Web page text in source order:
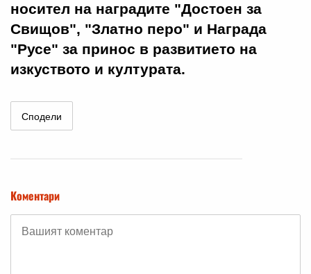
носител на наградите "Достоен за
Свищов", "Златно перо" и Награда
"Русе" за принос в развитието на
изкуството и културата.
Сподели
Коментари